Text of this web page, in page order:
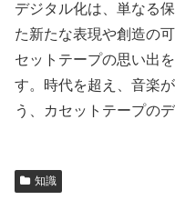
デジタル化は、単なる
た新たな表現や創造の
セットテープの思い出
す。時代を超え、音楽
う、カセットテープの
知識